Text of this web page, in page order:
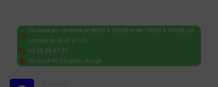
Du lundi au vendredi de 8h30 à 12h30 et de 13h30 à 17h30. Le
samedi de 8h30 à 12h.
03 28 58 87 87
90 route du Chapeau Rouge